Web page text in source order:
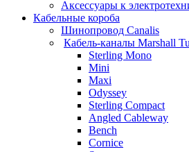
Аксессуары к
Кабельные короба
Шинопровод Canalis
Кабель-каналы Marshall
Sterling Mono
Mini
Maxi
Odyssey
Sterling Compact
Angled Cableway
Bench
Cornice